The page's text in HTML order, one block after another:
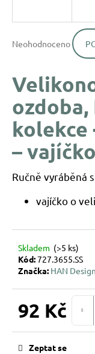
hodnocení
0,0
5
hvězdiček.
Neohodnoceno
ozdoba,
kolekce
– vajíčko
Ručně vyráběná
vajíčko o
Skladem (>5 ks)
Kód:727.3655.SS
Značka: HAN Design
92 Kč
Zeptat se
í
?
o
u
e
e